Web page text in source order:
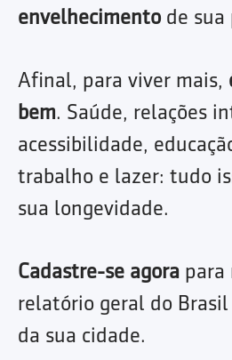
envelhecimento de sua
Afinal, para viver mais,
bem. Saúde, relações
acessibilidade,
trabalho e lazer: tudo
sua longevidade.
Cadastre-se agora para
relatório geral do Brasil
da sua cidade.